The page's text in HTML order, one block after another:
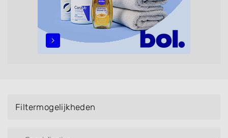
wijk (noord, oost, zuid, west en het centrum) van
Filtermogelijkheden